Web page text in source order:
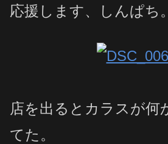
応援します、しんぱち。
店を出るとカラスが何
てた。